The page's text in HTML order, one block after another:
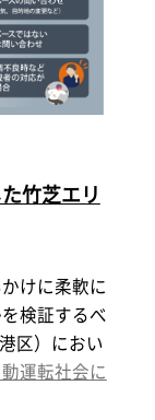
竹芝エリ
けに柔軟に
検証するべ
区）におい
運転社会に